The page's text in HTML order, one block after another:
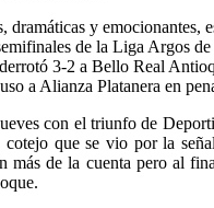
dramáticas y emocionantes,
de la Liga Argos
3-2 a Bello Real
a Alianza Platanera en
con el triunfo de
que se vio por la
más de la cuenta pero al